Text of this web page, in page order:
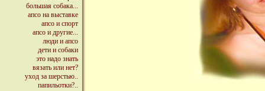
большая собака...
апсо на выставке
апсо и спорт
апсо и другие...
люди и апсо
дети и собаки
это надо знать
вязать или нет?
уход за шерстью..
папильотки?..